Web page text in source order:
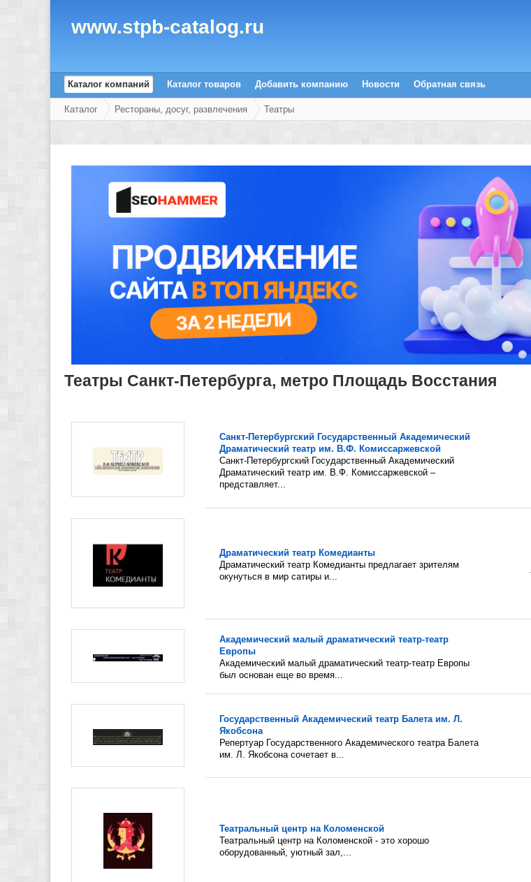
www.stpb-catalog.ru
Каталог компаний Каталог товаров Добавить компанию Новости Обратная связь
Каталог Рестораны, досуг, развлечения Театры
Театры Санкт-Петербурга, метро Площадь Восстания
Санкт-Петербургский Государственный Академический
Драматический театр им. В.Ф. Комиссаржевской
Санкт-Петербургский Государственный Академический
Драматический театр им. В.Ф. Комиссаржевской –
представляет...
Драматический театр Комедианты
Драматический театр Комедианты предлагает зрителям
окунуться в мир сатиры и...
Академический малый драматический театр-театр
Европы
Академический малый драматический театр-театр Европы
был основан еще во время...
Государственный Академический театр Балета им. Л.
Якобсона
Репертуар Государственного Академического театра Балета
им. Л. Якобсона сочетает в...
Театральный центр на Коломенской
Театральный центр на Коломенской - это хорошо
оборудованный, уютный зал,...